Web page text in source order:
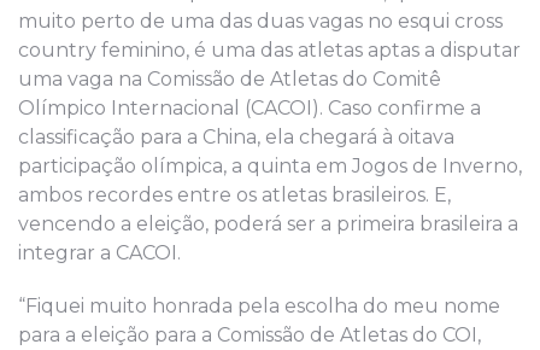
muito perto de uma das duas vagas no esqui cross
country feminino, é uma das atletas aptas a disputar
uma vaga na Comissão de Atletas do Comitê
Olímpico Internacional (CACOI). Caso confirme a
classificação para a China, ela chegará à oitava
participação olímpica, a quinta em Jogos de Inverno,
ambos recordes entre os atletas brasileiros. E,
vencendo a eleição, poderá ser a primeira brasileira a
integrar a CACOI.
“Fiquei muito honrada pela escolha do meu nome
para a eleição para a Comissão de Atletas do COI,